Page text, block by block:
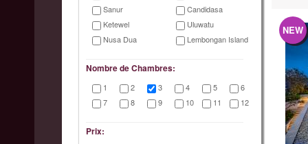
Sanur
Candidasa
Ketewel
Uluwatu
Nusa Dua
Lembongan Island
Nombre de Chambres:
1 2 3 4 5
6
7
8 9 10 11 12
Prix:
NEW